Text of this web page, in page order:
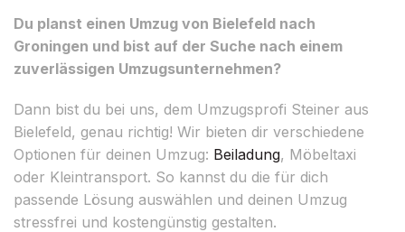
Du planst einen Umzug von Bielefeld nach
Groningen und bist auf der Suche nach einem
zuverlässigen Umzugsunternehmen?
Dann bist du bei uns, dem Umzugsprofi Steiner aus
Bielefeld, genau richtig! Wir bieten dir verschiedene
Optionen für deinen Umzug: Beiladung, Möbeltaxi
oder Kleintransport. So kannst du die für dich
passende Lösung auswählen und deinen Umzug
stressfrei und kostengünstig gestalten.